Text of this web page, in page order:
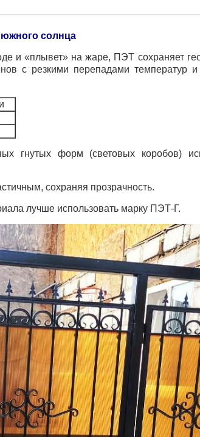
солнца
и «плывет» на жаре, ПЭТ сохраняет
с резкими перепадами температур
гнутых форм (световых коробов)
сохраняя прозрачность.
лучше использовать марку ПЭТ-Г.